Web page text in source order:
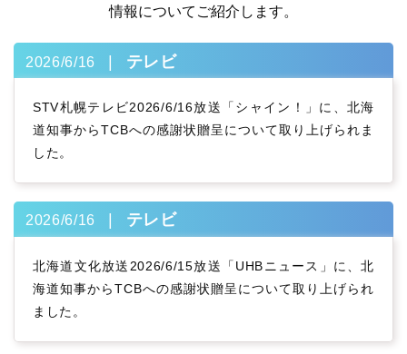
情報についてご紹介します。
2026/6/16 テレビ
STV札幌テレビ2026/6/16放送「シャイン！」に、北海
道知事からTCBへの感謝状贈呈について取り上げられま
した。
2026/6/16 テレビ
北海道文化放送2026/6/15放送「UHBニュース」に、北
海道知事からTCBへの感謝状贈呈について取り上げられ
ました。